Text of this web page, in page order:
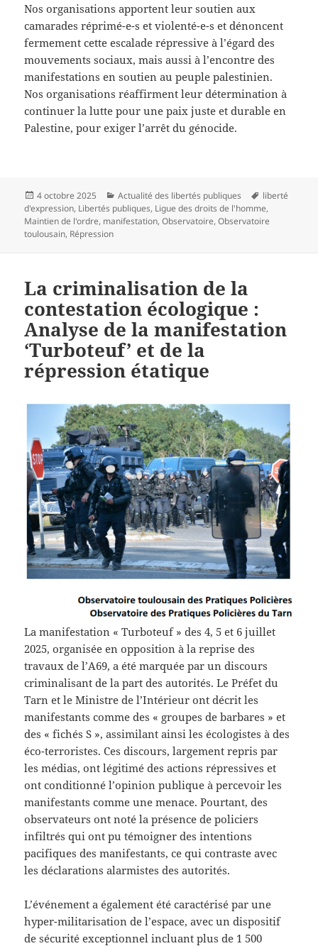
Nos organisations apportent leur soutien aux
camarades réprimé-e-s et violenté-e-s et dénoncent
fermement cette escalade répressive à l’égard des
mouvements sociaux, mais aussi à l’encontre des
manifestations en soutien au peuple palestinien.
Nos organisations réaffirment leur détermination à
continuer la lutte pour une paix juste et durable en
Palestine, pour exiger l’arrêt du génocide.
Publié
le
4 octobre 2025 Catégories
Actualité des libertés publiques
Mots-
clés
liberté
d'expression, Libertés publiques, Ligue des droits de l'homme,
Maintien de l'ordre, manifestation,Observatoire,Observatoire
toulousain, Répression
La criminalisation de la
contestation écologique :
Analyse de la manifestation
‘Turboteuf’ et de la
répression étatique
La manifestation « Turboteuf » des 4, 5 et 6 juillet
2025, organisée en opposition à la reprise des
travaux de l’A69, a été marquée par un discours
criminalisant de la part des autorités. Le Préfet du
Tarn et le Ministre de l’Intérieur ont décrit les
manifestants comme des « groupes de barbares » et
des « fichés S », assimilant ainsi les écologistes à des
éco-terroristes. Ces discours, largement repris par
les médias, ont légitimé des actions répressives et
ont conditionné l’opinion publique à percevoir les
manifestants comme une menace. Pourtant, des
observateurs ont noté la présence de policiers
infiltrés qui ont pu témoigner des intentions
pacifiques des manifestants, ce qui contraste avec
les déclarations alarmistes des autorités.
L’événement a également été caractérisé par une
hyper-militarisation de l’espace, avec un dispositif
de sécurité exceptionnel incluant plus de 1 500